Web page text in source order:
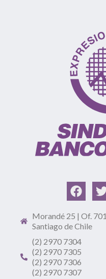
Morandé 25 | Of. 701
Santiago de Chile
(2) 2970 7304
(2) 2970 7305
(2) 2970 7306
(2) 2970 7307